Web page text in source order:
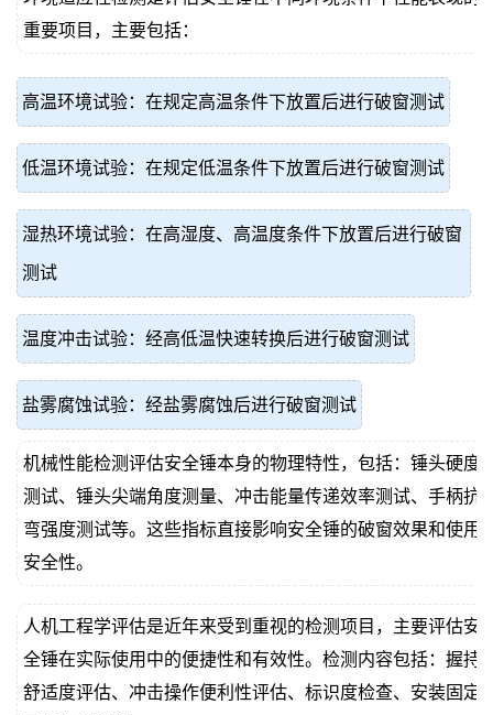
重要项目，主要包括：
高温环境试验：在规定高温条件下放置后进行破窗测试
低温环境试验：在规定低温条件下放置后进行破窗测试
湿热环境试验：在高湿度、高温度条件下放置后进行破窗
测试
温度冲击试验：经高低温快速转换后进行破窗测试
盐雾腐蚀试验：经盐雾腐蚀后进行破窗测试
机械性能检测评估安全锤本身的物理特性，包括：锤头硬度
测试、锤头尖端角度测量、冲击能量传递效率测试、手柄抗
弯强度测试等。这些指标直接影响安全锤的破窗效果和使用
安全性。
人机工程学评估是近年来受到重视的检测项目，主要评估安
全锤在实际使用中的便捷性和有效性。检测内容包括：握持
舒适度评估、冲击操作便利性评估、标识度检查、安装固定